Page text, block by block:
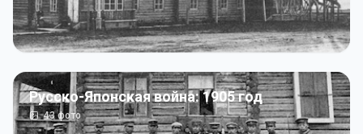
Русско-Японская война: 1905 год
43фото